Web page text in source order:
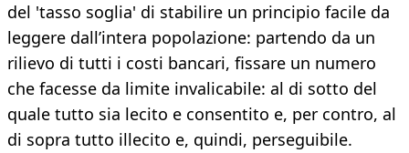
del 'tasso soglia' di stabilire un principio facile da
leggere dall’intera popolazione: partendo da un
rilievo di tutti i costi bancari, fissare un numero
che facesse da limite invalicabile: al di sotto del
quale tutto sia lecito e consentito e, per contro, al
di sopra tutto illecito e, quindi, perseguibile.